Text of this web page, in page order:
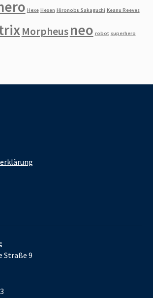
Hexe Hexen Hironobu Sakaguchi Keanu Reeves
Morpheusneo robot superhero
Straße 9